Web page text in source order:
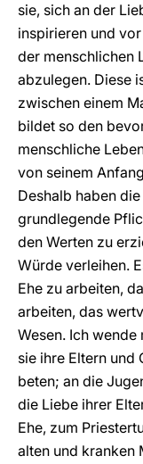
sie, sich an der
inspirieren und
der menschlichen
abzulegen. Diese
zwischen einem
bildet so den
menschliche
von seinem
Deshalb haben
grundlegende
den Werten zu
Würde verleihen.
Ehe zu arbeiten,
arbeiten, das
Wesen. Ich
sie ihre Eltern und
beten; an die
die Liebe ihrer
Ehe, zum
alten und kranken